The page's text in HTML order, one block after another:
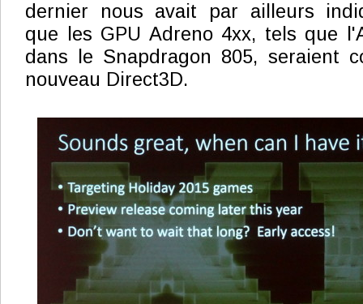
dernier nous avait par ailleurs
que les GPU Adreno 4xx, tels que
dans le Snapdragon 805, seraient
nouveau Direct3D.